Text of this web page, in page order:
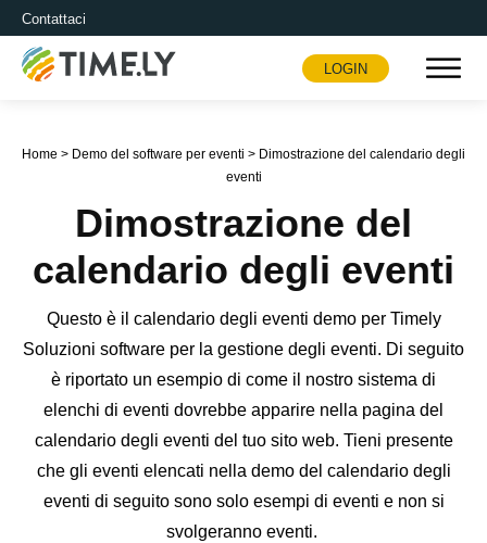
Contattaci
Timely
LOGIN
Home > Demo del software per eventi > Dimostrazione del calendario degli
eventi
Dimostrazione del
calendario degli eventi
Questo è il calendario degli eventi demo per Timely
Soluzioni software per la gestione degli eventi. Di seguito
è riportato un esempio di come il nostro sistema di
elenchi di eventi dovrebbe apparire nella pagina del
calendario degli eventi del tuo sito web. Tieni presente
che gli eventi elencati nella demo del calendario degli
eventi di seguito sono solo esempi di eventi e non si
svolgeranno eventi.